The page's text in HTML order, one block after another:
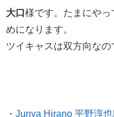
大口 様です。たまにや
めになります。
ツイキャスは双方向なの
・ Junya Hirano 平野淳也